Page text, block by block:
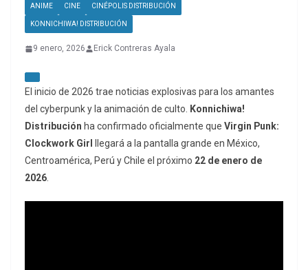
ANIME CINE CINÉPOLIS DISTRIBUCIÓN
KONNICHIWA! DISTRIBUCIÓN
9 enero, 2026 Erick Contreras Ayala
El inicio de 2026 trae noticias explosivas para los amantes
del cyberpunk y la animación de culto.
Konnichiwa!
Distribución ha confirmado oficialmente que Virgin Punk:
Clockwork Girl
llegará a la pantalla grande en México,
Centroamérica, Perú y Chile el próximo 22 de enero de
2026